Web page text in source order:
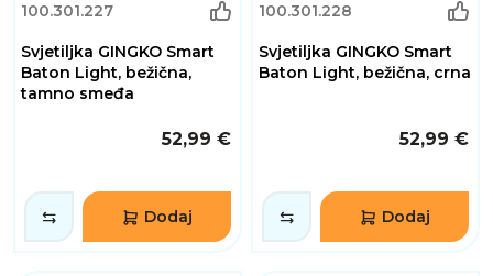
100.301.227
Svjetiljka GINGKO Smart
Baton Light, bežična,
tamno smeđa
52,99 €
Dodaj
100.301.228
Svjetiljka GINGKO Smart
Baton Light, bežična, crna
52,99 €
Dodaj